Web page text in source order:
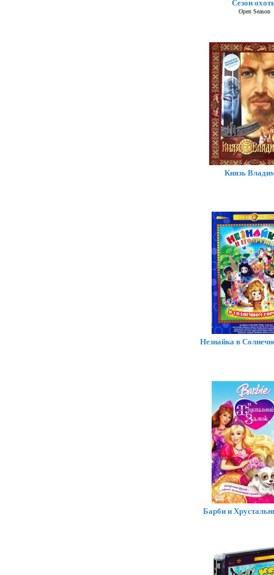
Сезон
Open Season
Князь
Незнайка в
Барби и